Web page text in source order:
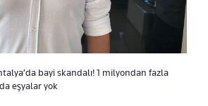
bayi skandalı! 1 milyondan fazla
eşyalar yok